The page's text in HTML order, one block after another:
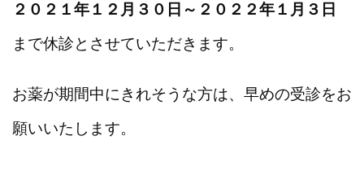
２０２１年１２月３０日～２０２２年１月３日
まで休診とさせていただきます。
お薬が期間中にきれそうな方は、早めの受診をお
願いいたします。